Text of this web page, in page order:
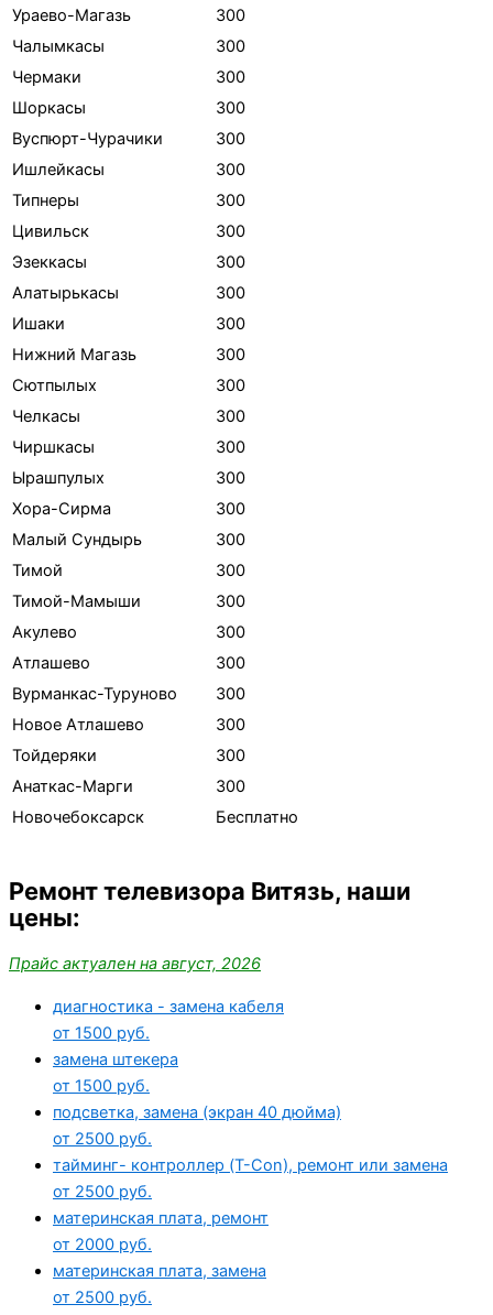
Ураево-Магазь
300
Чалымкасы
300
Чермаки
300
Шоркасы
300
Вуспюрт-Чурачики
300
Ишлейкасы
300
Типнеры
300
Цивильск
300
Эзеккасы
300
Алатырькасы
300
Ишаки
300
Нижний Магазь
300
Сютпылых
300
Челкасы
300
Чиршкасы
300
Ырашпулых
300
Хора-Сирма
300
Малый Сундырь
300
Тимой
300
Тимой-Мамыши
300
Акулево
300
Атлашево
300
Вурманкас-Туруново
300
Новое Атлашево
300
Тойдеряки
300
Анаткас-Марги
300
Новочебоксарск
Бесплатно
Ремонт телевизора Витязь, наши
цены:
Прайс актуален на август, 2026
диагностика - замена кабеля
от 1500 руб.
замена штекера
от 1500 руб.
подсветка, замена (экран 40 дюйма)
от 2500 руб.
тайминг- контроллер (T-Con), ремонт или замена
от 2500 руб.
материнская плата, ремонт
от 2000 руб.
материнская плата, замена
от 2500 руб.